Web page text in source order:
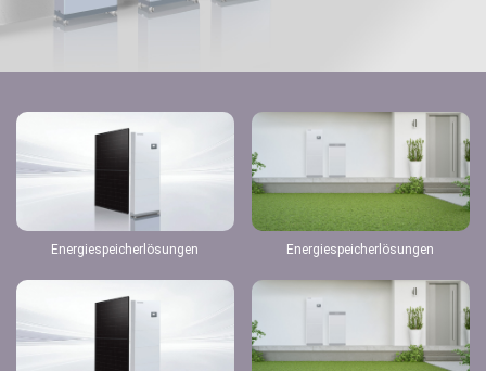
Energiespeicherlösungen Energiespeicherlösungen